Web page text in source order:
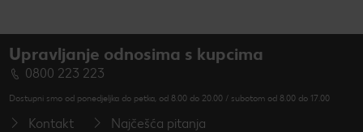
Upravljanje odnosima s kupcima
0800 223 223
Dostupni smo od ponedjeljka do petka, od 8.00 do 20.00 / subotom od 8.00 do 17.00
Kontakt Najčešća pitanja